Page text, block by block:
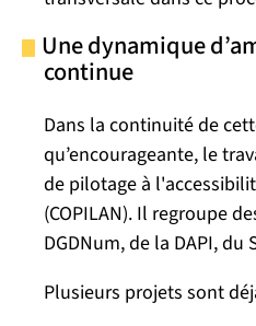
Une dynamique
continue
Dans la continuité de
qu’encourageante, le
de pilotage à
(COPILAN). Il regroupe
DGDNum, de la DAPI, du
Plusieurs projets sont